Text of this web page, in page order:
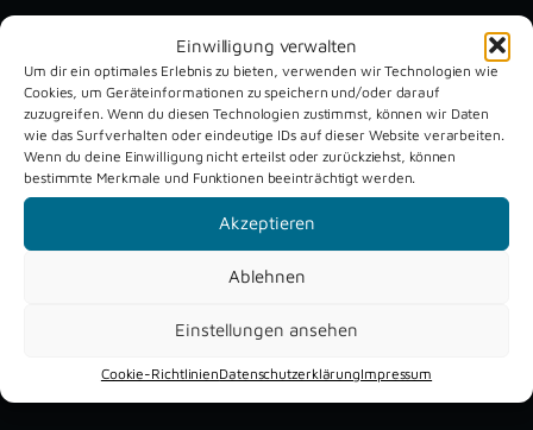
Einwilligung verwalten
Um dir ein optimales Erlebnis zu bieten, verwenden wir Technologien wie
Cookies, um Geräteinformationen zu speichern und/oder darauf
zuzugreifen. Wenn du diesen Technologien zustimmst, können wir Daten
wie das Surfverhalten oder eindeutige IDs auf dieser Website verarbeiten.
Wenn du deine Einwilligung nicht erteilst oder zurückziehst, können
bestimmte Merkmale und Funktionen beeinträchtigt werden.
Akzeptieren
Ablehnen
Einstellungen ansehen
Cookie-RichtlinienDatenschutzerklärungImpressum
Unsere aktuellen Reportagen
Schützenfest
Verne 2026
Dreckburg
YouTube
Instagram
Facebook